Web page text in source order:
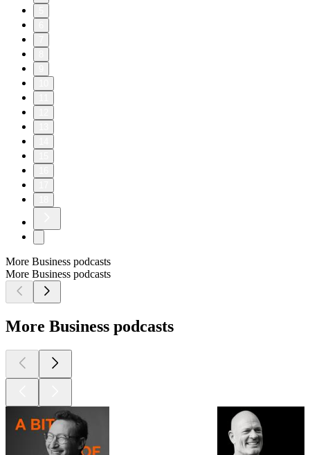
More Business podcasts
More Business podcasts
More Business podcasts